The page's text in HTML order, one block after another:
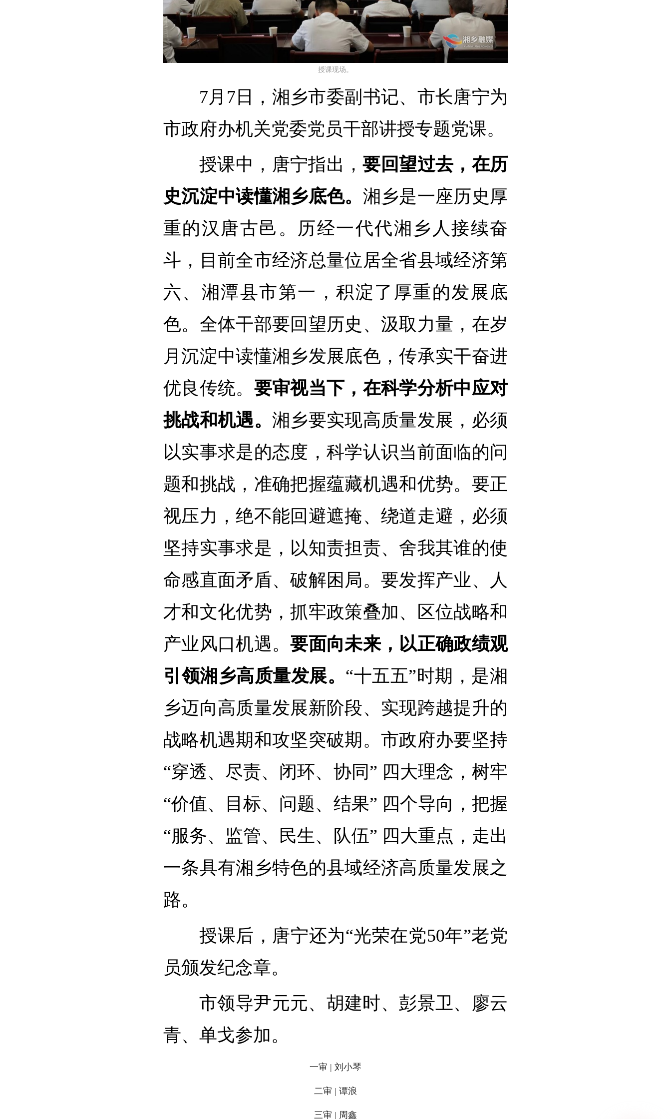
授课现场。
7月7日，湘乡市委副书记、市长唐宁为
市政府办机关党委党员干部讲授专题党课。
授课中，唐宁指出，要回望过去，在历
史沉淀中读懂湘乡底色。 湘乡是一座历史厚
重的汉唐古邑。历经一代代湘乡人接续奋
斗，目前全市经济总量位居全省县域经济第
六、湘潭县市第一，积淀了厚重的发展底
色。全体干部要回望历史、汲取力量，在岁
月沉淀中读懂湘乡发展底色，传承实干奋进
优良传统。 要审视当下，在科学分析中应对
挑战和机遇。 湘乡要实现高质量发展，必须
以实事求是的态度，科学认识当前面临的问
题和挑战，准确把握蕴藏机遇和优势。要正
视压力，绝不能回避遮掩、绕道走避，必须
坚持实事求是，以知责担责、舍我其谁的使
命感直面矛盾、破解困局。要发挥产业、人
才和文化优势，抓牢政策叠加、区位战略和
产业风口机遇。要面向未来，以正确政绩观
引领湘乡高质量发展。 “十五五”时期，是湘
乡迈向高质量发展新阶段、实现跨越提升的
战略机遇期和攻坚突破期。市政府办要坚持
“穿透、尽责、闭环、协同” 四大理念，树牢
“价值、目标、问题、结果” 四个导向，把握
“服务、监管、民生、队伍” 四大重点，走出
一条具有湘乡特色的县域经济高质量发展之
路。
授课后，唐宁还为“光荣在党50年”老党
员颁发纪念章。
市领导尹元元、胡建时、彭景卫、廖云
青、单戈参加。
一审 | 刘小琴
二审 | 谭浪
三审 | 周鑫